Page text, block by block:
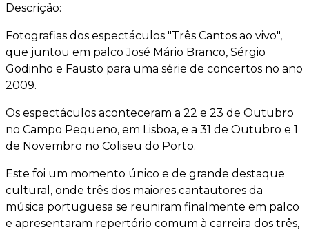
Descrição:
Fotografias dos espectáculos "Três Cantos ao vivo",
que juntou em palco José Mário Branco, Sérgio
Godinho e Fausto para uma série de concertos no ano
2009.
Os espectáculos aconteceram a 22 e 23 de Outubro
no Campo Pequeno, em Lisboa, e a 31 de Outubro e 1
de Novembro no Coliseu do Porto.
Este foi um momento único e de grande destaque
cultural, onde três dos maiores cantautores da
música portuguesa se reuniram finalmente em palco
e apresentaram repertório comum à carreira dos três,